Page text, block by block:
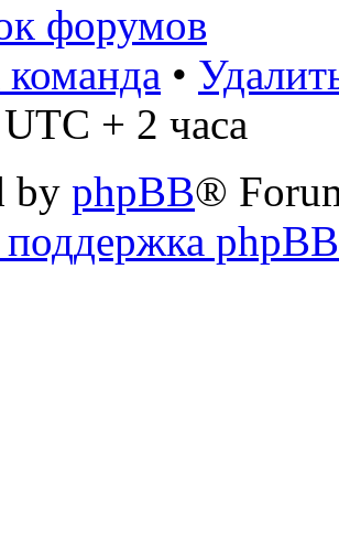
форумов
•
+ 2 часа
by phpBB®
поддержка phpBB